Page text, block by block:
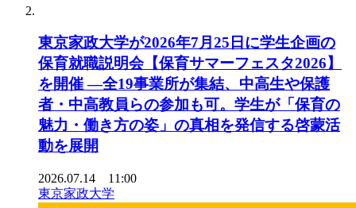
東京家政大学が2026年7月25日に学生企画の
保育就職説明会【保育サマーフェスタ2026】
を開催 ―全19事業所が集結、中高生や保護
者・中高教員らの参加も可。学生が「保育の
魅力・働き方の姿」の真相を発信する啓蒙活
動を展開
2026.07.14 11:00
東京家政大学